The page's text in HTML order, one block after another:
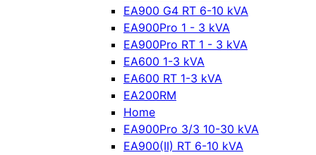
EA900 G4 RT 6-10 kVA
EA900Pro 1 - 3 kVA
EA900Pro RT 1 - 3 kVA
EA600 1-3 kVA
EA600 RT 1-3 kVA
EA200RM
Home
EA900Pro 3/3 10-30 kVA
EA900(II) RT 6-10 kVA